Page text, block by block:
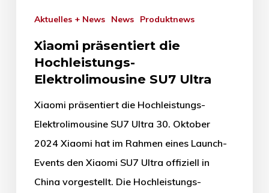
Aktuelles + News News Produktnews
Xiaomi präsentiert die
Hochleistungs-
Elektrolimousine SU7 Ultra
Xiaomi präsentiert die Hochleistungs-
Elektrolimousine SU7 Ultra 30. Oktober
2024 Xiaomi hat im Rahmen eines Launch-
Events den Xiaomi SU7 Ultra offiziell in
China vorgestellt. Die Hochleistungs-